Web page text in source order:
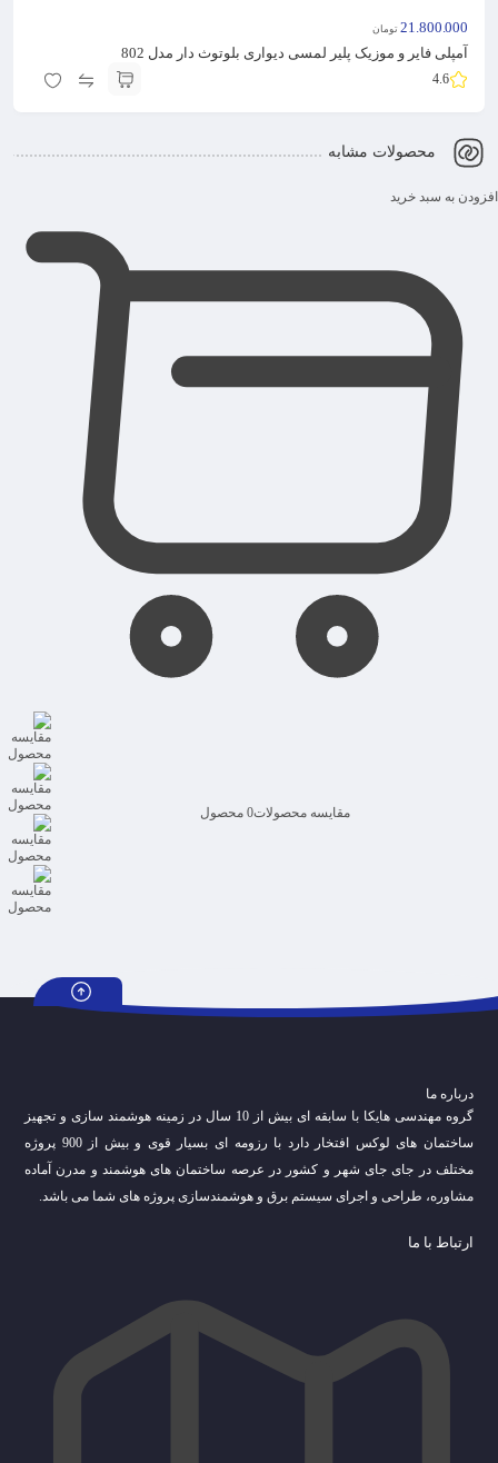
21.800.000 تومان
آمپلی فایر و موزیک پلیر لمسی دیواری بلوتوث دار مدل 802
4.6
محصولات مشابه
افزودن به سبد خرید
مقایسه محصولات0 محصول
درباره ما
گروه مهندسی هایکا با سابقه ای بیش از 10 سال در زمینه هوشمند سازی و تجهیز
ساختمان های لوکس افتخار دارد با رزومه ای بسیار قوی و بیش از 900 پروژه
مختلف در جای جای شهر و کشور در عرصه ساختمان های هوشمند و مدرن آماده
مشاوره، طراحی و اجرای سیستم برق و هوشمندسازی پروژه های شما می باشد.
ارتباط با ما